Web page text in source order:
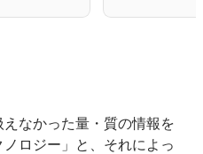
なかった量・質の情報を
ロジー」と、それによっ